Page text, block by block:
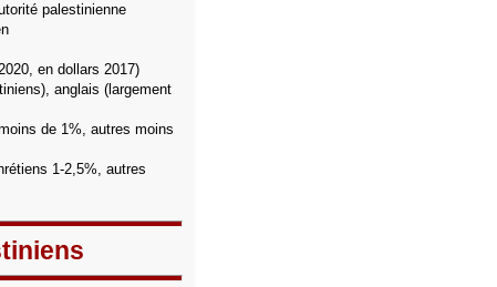
palestinienne
en dollars 2017)
anglais (largement
de 1%, autres moins
1-2,5%, autres